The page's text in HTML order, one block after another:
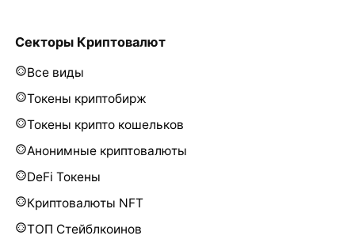
Секторы Криптовалют
Все виды
Токены криптобирж
Токены крипто кошельков
Анонимные криптовалюты
DeFi Токены
Криптовалюты NFT
ТОП Стейблкоинов